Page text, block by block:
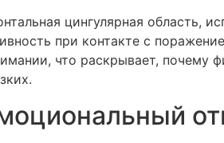
цингулярная область,
при контакте с
что раскрывает, почему